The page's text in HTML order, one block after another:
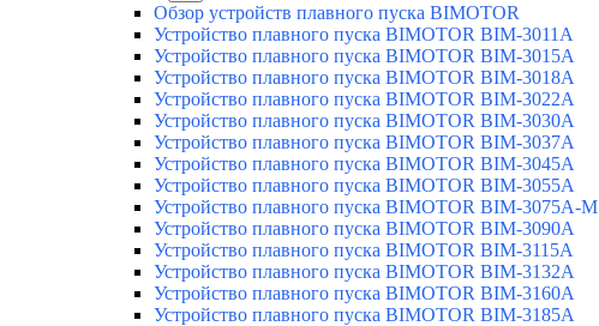
Обзор устройств плавного пуска BIMOTOR
Устройство плавного пуска BIMOTOR BIM-3011A
Устройство плавного пуска BIMOTOR BIM-3015A
Устройство плавного пуска BIMOTOR BIM-3018A
Устройство плавного пуска BIMOTOR BIM-3022A
Устройство плавного пуска BIMOTOR BIM-3030A
Устройство плавного пуска BIMOTOR BIM-3037A
Устройство плавного пуска BIMOTOR BIM-3045A
Устройство плавного пуска BIMOTOR BIM-3055A
Устройство плавного пуска BIMOTOR BIM-3075A-M
Устройство плавного пуска BIMOTOR BIM-3090A
Устройство плавного пуска BIMOTOR BIM-3115A
Устройство плавного пуска BIMOTOR BIM-3132A
Устройство плавного пуска BIMOTOR BIM-3160A
Устройство плавного пуска BIMOTOR BIM-3185A